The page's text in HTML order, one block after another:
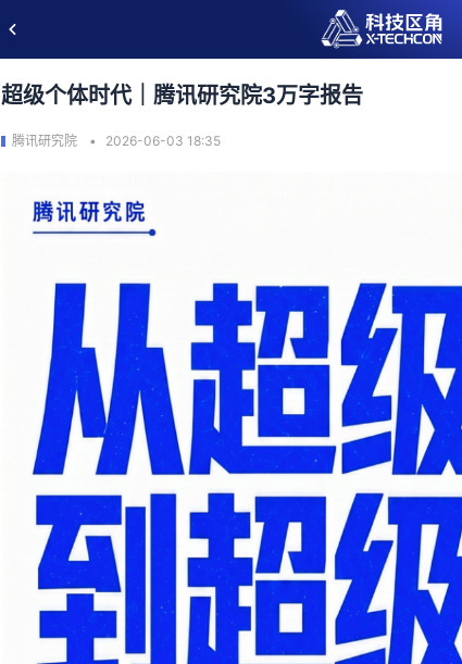
超级个体时代｜腾讯研究院3万字报告
腾讯研究院 2026-06-03 18:35